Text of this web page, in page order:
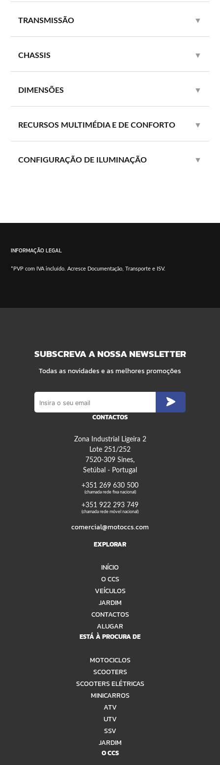
TRANSMISSÃO ▼
CHASSIS ▼
DIMENSÕES ▼
RECURSOS MULTIMÉDIA E DE CONFORTO ▼
CONFIGURAÇÃO DE ILUMINAÇÃO ▼
INFORMAÇÃO LEGAL
*PVP com IVA incluído. Acresce Documentação, Transporte e ISV.
SUBSCREVA A NOSSA NEWSLETTER
Todas as novidades e as melhores promoções
CONTACTOS
Zona Industrial Ligeira 2
Lote 251/252
7520-309 Sines,
Setúbal - Portugal
+351 269 630 500
(chamada rede fixa nacional)
+351 922 293 749
(chamada rede móvel nacional)
comercial@motoccs.com
EXPLORAR
INÍCIO
O CCS
VEÍCULOS
JARDIM
CONTACTOS
ALUGAR
ESTÁ À PROCURA DE
MOTOCICLOS
SCOOTERS
SCOOTERS ELÉTRICAS
MINICARROS
ATV
UTV
SSV
JARDIM
O CCS